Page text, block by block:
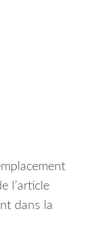
l’article
dans la